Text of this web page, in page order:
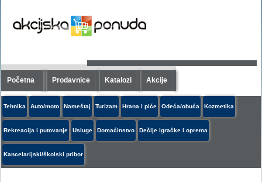
Početna Prodavnice Katalozi Akcije
Tehnika Auto/moto Nameštaj Turizam Hrana i piće Odeća/obuća Kozmetika
Rekreacija i putovanje Usluge Domaćinstvo Dečije igračke i oprema
Kancelarijski/školski pribor